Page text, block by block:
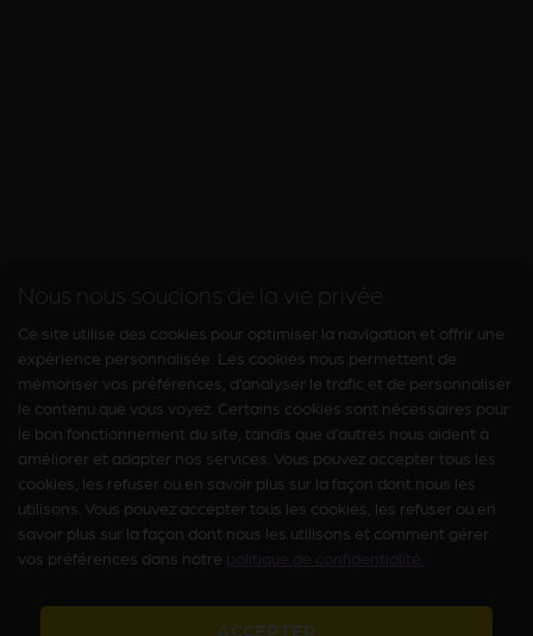
Nous nous soucions de la vie privée
Ce site utilise des cookies pour optimiser la navigation et offrir une
expérience personnalisée. Les cookies nous permettent de
mémoriser vos préférences, d’analyser le trafic et de personnaliser
le contenu que vous voyez. Certains cookies sont nécessaires pour
le bon fonctionnement du site, tandis que d’autres nous aident à
améliorer et adapter nos services. Vous pouvez accepter tous les
cookies, les refuser ou en savoir plus sur la façon dont nous les
utilisons. Vous pouvez accepter tous les cookies, les refuser ou en
savoir plus sur la façon dont nous les utilisons et comment gérer
vos préférences dans notre politique de confidentialité.
ACCEPTER